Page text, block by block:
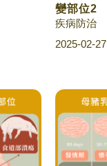
變部位2
疾病防治
2025-02-27